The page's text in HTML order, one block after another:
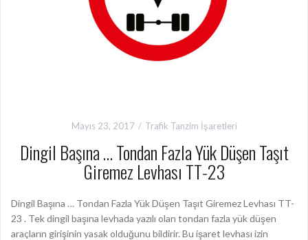
Mayıs 23, 2017 Trafik Tanzim İşaretleri
Dingil Başına … Tondan Fazla Yük Düşen Taşıt
Giremez Levhası TT-23
Dingil Başına … Tondan Fazla Yük Düşen Taşıt Giremez Levhası TT-
23 . Tek dingil başına levhada yazılı olan tondan fazla yük düşen
araçların girişinin yasak olduğunu bildirir. Bu işaret levhası izin